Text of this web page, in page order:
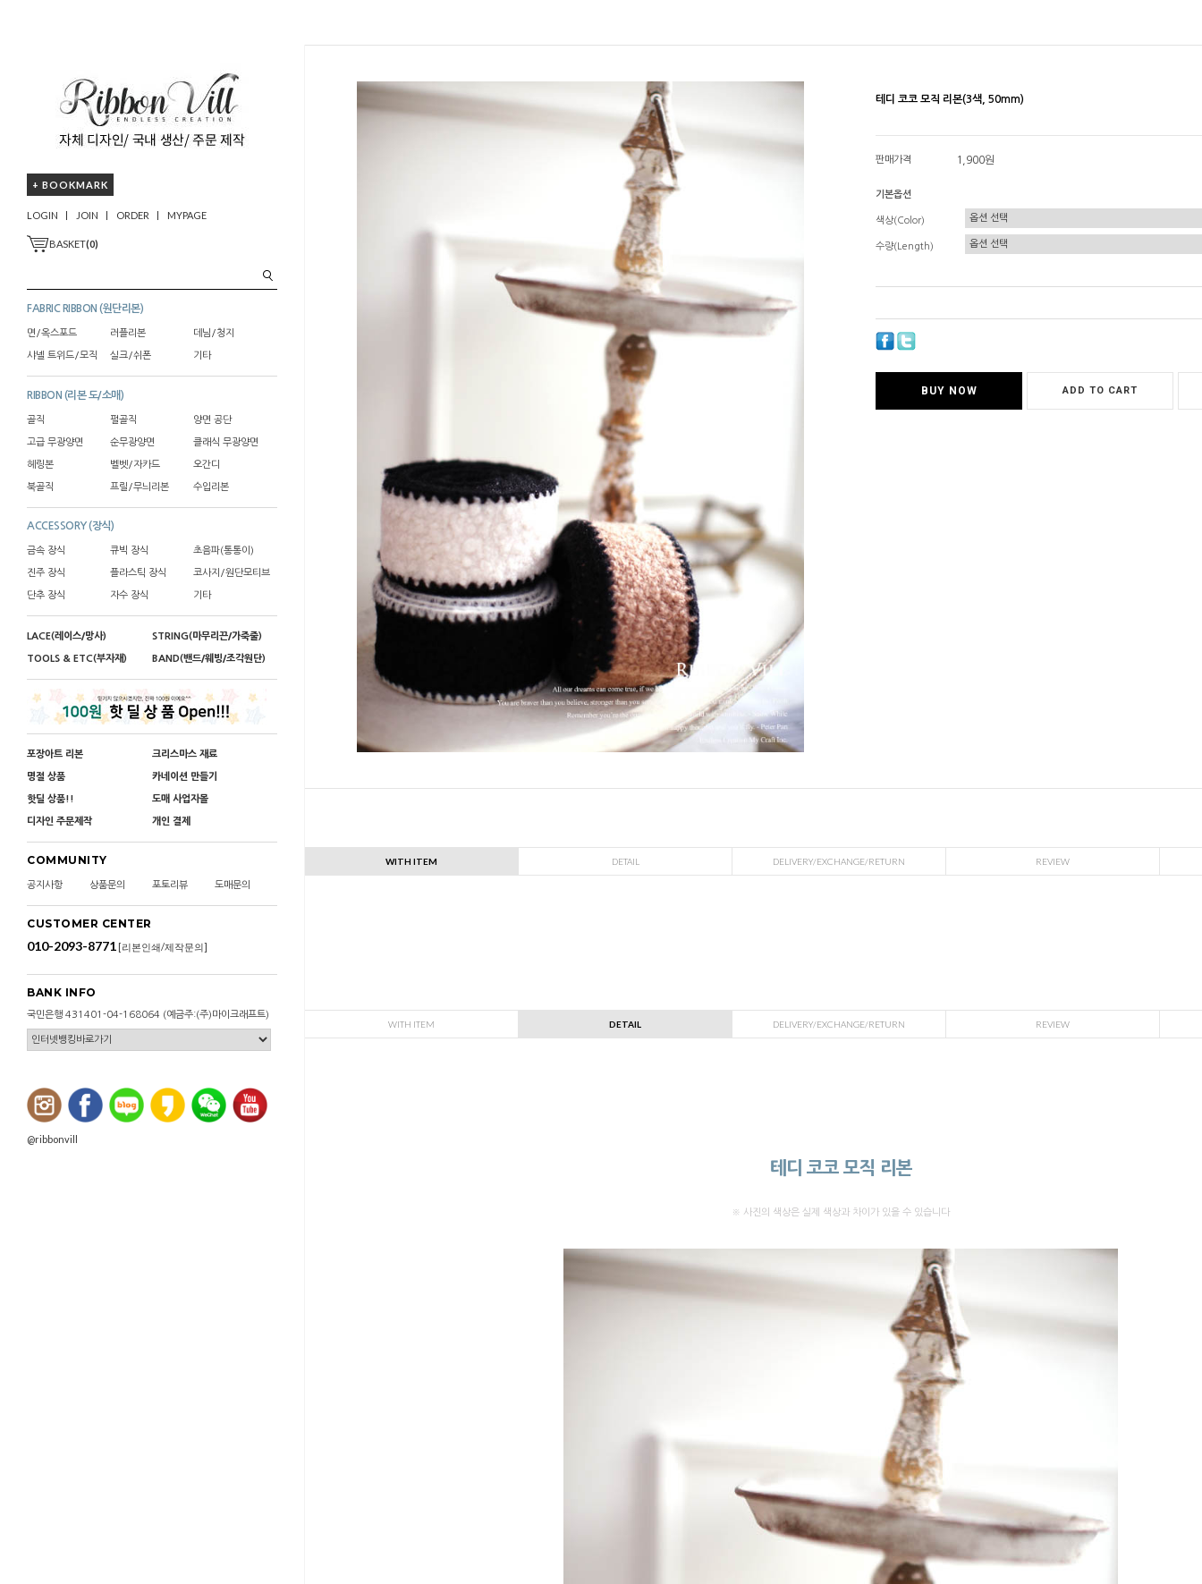
+ BOOKMARK
LOGIN JOIN ORDER MYPAGE
BASKET(0)
FABRIC RIBBON (원단리본)
면/옥스포드 러플리본 데님/청지
샤넬 트위드/모직 실크/쉬폰 기타
RIBBON (리본 도/소매)
골직 펄골직 양면 공단
고급 무광양면 순무광양면 클래식 무광양면
헤링본 벨벳/자카드 오간디
북골직 프릴/무늬리본 수입리본
ACCESSORY (장식)
금속 장식 큐빅 장식 초음파(통통이)
진주 장식 플라스틱 장식 코사지/원단모티브
단추 장식 자수 장식 기타
LACE(레이스/망사) STRING(마무리끈/가죽줄)
TOOLS & ETC(부자재) BAND(밴드/웨빙/조각원단)
포장아트 리본 크리스마스 재료
명절 상품 카네이션 만들기
핫딜 상품!! 도매 사업자몰
디자인 주문제작 개인 결제
COMMUNITY
공지사항 상품문의 포토리뷰 도매문의
CUSTOMER CENTER
010-2093-8771 [리본인쇄/제작문의]
BANK INFO
국민은행 431401-04-168064 (예금주:(주)마이크래프트)
@ribbonvill
테디 코코 모직 리본(3색, 50mm)
판매가격 1,900원
기본옵션
색상(Color)
수량(Length)
BUY NOW ADD TO CART
WITH ITEM DETAIL DELIVERY/EXCHANGE/RETURN REVIEW
WITH ITEM DETAIL DELIVERY/EXCHANGE/RETURN REVIEW
테디 코코 모직 리본
※ 사진의 색상은 실제 색상과 차이가 있을 수 있습니다